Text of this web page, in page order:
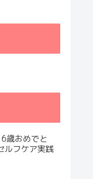
歳おめでと
フケア実践